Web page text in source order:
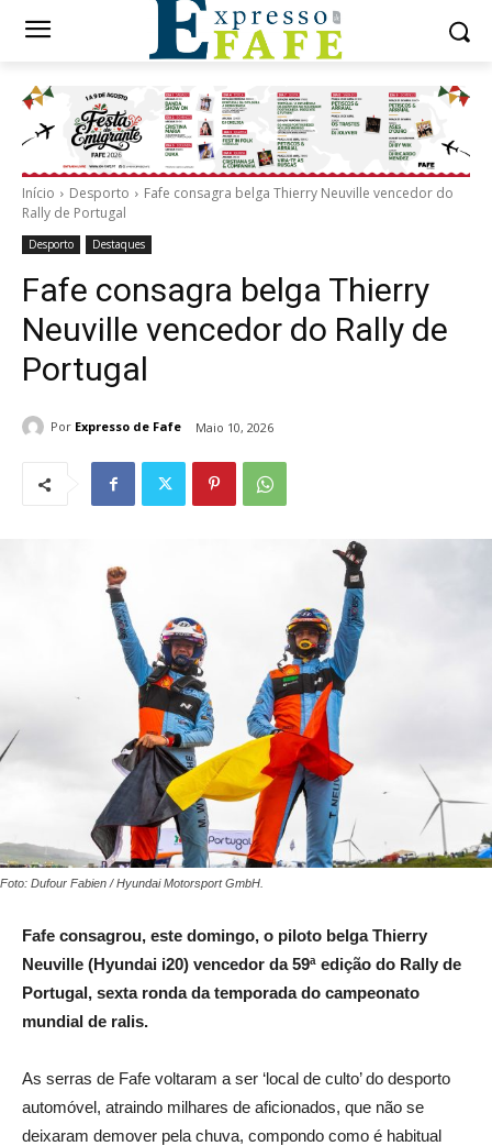
Início Desporto
Fafe consagra belga Thierry Neuville vencedor do
Rally de Portugal
Desporto Destaques
Fafe consagra belga Thierry
Neuville vencedor do Rally de
Portugal
Por Expresso de Fafe Maio 10, 2026
Foto: Dufour Fabien / Hyundai Motorsport GmbH.
Fafe consagrou, este domingo, o piloto belga Thierry
Neuville (Hyundai i20) vencedor da 59ª edição do Rally de
Portugal, sexta ronda da temporada do campeonato
mundial de ralis.
As serras de Fafe voltaram a ser ‘local de culto’ do desporto
automóvel, atraindo milhares de aficionados, que não se
deixaram demover pela chuva, compondo como é habitual